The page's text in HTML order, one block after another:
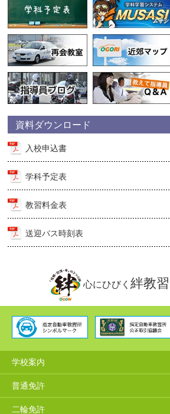
資料ダウンロード
入校申込書
学科予定表
教習料金表
送迎バス時刻表
心にひびく 絆教習
学校案内
普通免許
二輪免許